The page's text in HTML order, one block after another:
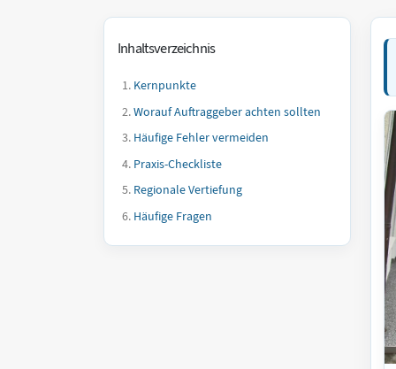
Inhaltsverzeichnis
Kernpunkte
Worauf Auftraggeber achten sollten
Häufige Fehler vermeiden
Praxis-Checkliste
Regionale Vertiefung
Häufige Fragen